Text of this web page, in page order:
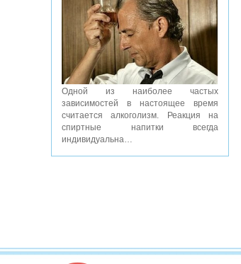
Одной из наиболее частых
зависимостей в настоящее время
считается алкоголизм. Реакция на
спиртные напитки всегда
индивидуальна…